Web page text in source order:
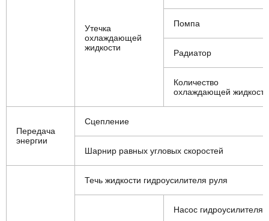
Утечка
охлаждающей
жидкости
Помпа
Радиатор
Количество
охлаждающей жидкости
Передача
энергии
Сцепление
Шарнир равных угловых скоростей
Течь жидкости гидроусилителя руля
Насос гидроусилителя